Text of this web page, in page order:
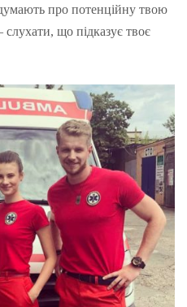
про потенційну твою
що підказує твоє